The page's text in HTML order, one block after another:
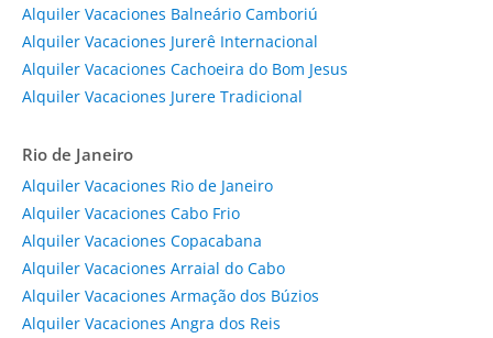
Alquiler Vacaciones Balneário Camboriú
Alquiler Vacaciones Jurerê Internacional
Alquiler Vacaciones Cachoeira do Bom Jesus
Alquiler Vacaciones Jurere Tradicional
Rio de Janeiro
Alquiler Vacaciones Rio de Janeiro
Alquiler Vacaciones Cabo Frio
Alquiler Vacaciones Copacabana
Alquiler Vacaciones Arraial do Cabo
Alquiler Vacaciones Armação dos Búzios
Alquiler Vacaciones Angra dos Reis